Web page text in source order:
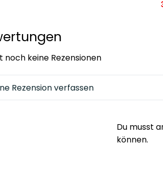
noch keine Rezensionen
Rezension verfassen
Du musst
können.